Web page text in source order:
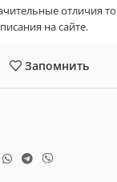
отличия
на сайте.
Запомнить